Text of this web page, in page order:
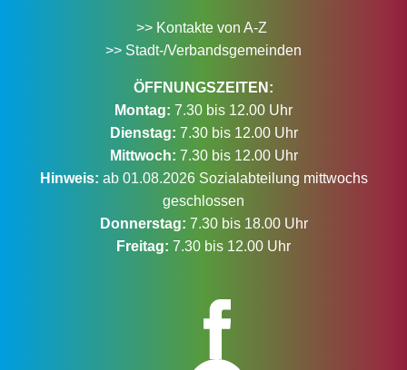
>> Kontakte von A-Z
>> Stadt-/Verbandsgemeinden
ÖFFNUNGSZEITEN:
Montag: 7.30 bis 12.00 Uhr
Dienstag: 7.30 bis 12.00 Uhr
Mittwoch: 7.30 bis 12.00 Uhr
Hinweis: ab 01.08.2026 Sozialabteilung mittwochs
geschlossen
Donnerstag: 7.30 bis 18.00 Uhr
Freitag: 7.30 bis 12.00 Uhr